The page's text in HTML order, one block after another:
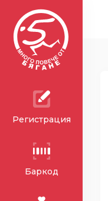
Регистрация
Баркод